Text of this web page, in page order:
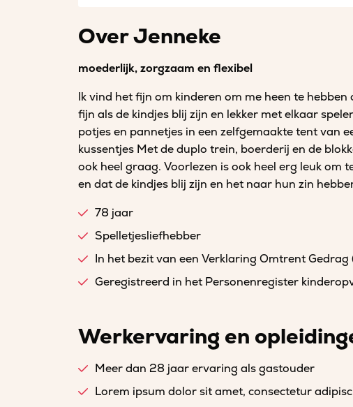
Over Jenneke
moederlijk, zorgzaam en flexibel
Ik vind het fijn om kinderen om me heen te
fijn als de kindjes blij zijn en lekker met elkaar
potjes en pannetjes in een zelfgemaakte tent van
kussentjes Met de duplo trein, boerderij en de
ook heel graag. Voorlezen is ook heel erg leuk om
en dat de kindjes blij zijn en het naar hun zin
78 jaar
Spelletjesliefhebber
In het bezit van een Verklaring Omtrent Gedrag
Geregistreerd in het Personenregister
Werkervaring en
Meer dan 28 jaar ervaring als gastouder
Lorem ipsum dolor sit amet, consectetur